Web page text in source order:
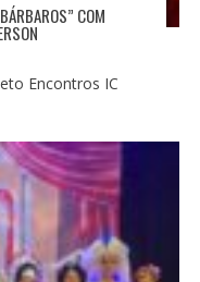
COM
Encontros IC